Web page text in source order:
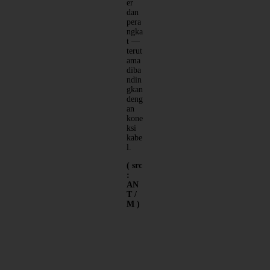
er
dan
pera
ngka
t —
terut
ama
diba
ndin
gkan
deng
an
kone
ksi
kabe
l.
( src
:
AN
T /
M )